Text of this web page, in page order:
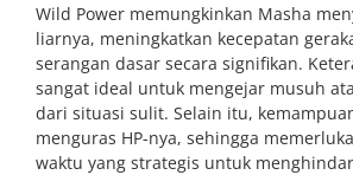
Wild Power memungkinkan Masha
liarnya, meningkatkan kecepatan
serangan dasar secara signifikan.
sangat ideal untuk mengejar musuh
dari situasi sulit. Selain itu,
menguras HP-nya, sehingga
waktu yang strategis untuk